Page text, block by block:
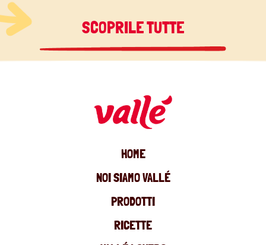
SCOPRILE TUTTE
HOME
NOI SIAMO VALLÉ
PRODOTTI
RICETTE